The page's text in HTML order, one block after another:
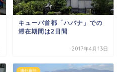
キューバ首都「ハバナ」での
滞在期間は2日間
2017年4月13日
海外旅行